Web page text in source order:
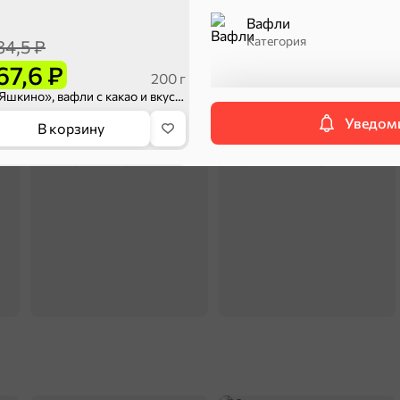
₽
₽ 200 г
«Яшкино», вафли с какао и вкусом ванили, 200 г
В корзину
Вафли
Категория